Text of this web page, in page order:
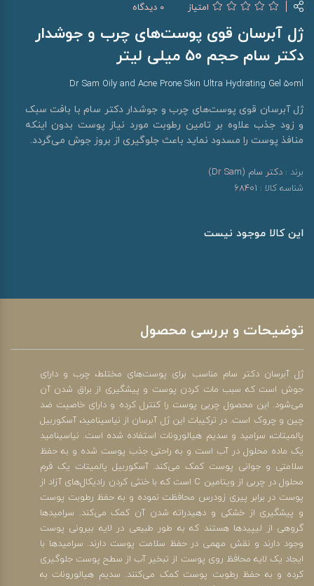
امتیاز 0 دیدگاه
ژل آبرسان قوی پوست‌های چرب و جوشدار
دکتر سام حجم 50 میلی لیتر
Dr Sam Oily and Acne Prone Skin Ultra Hydrating Gel 50ml
ژل آبرسان قوی پوست‌های چرب و جوشدار دکتر سام با بافت سبک
و زود جذب علاوه بر تامین رطوبت مورد نیاز پوست بدون اینکه
منافذ پوست را مسدود نماید باعث جلوگیری از بروز جوش می‌گردد.
برند : دکتر سام (Dr Sam)
شناسه کالا : 68401
این کالا موجود نیست
توضیحات و بررسی محصول
ژل آبرسان دکتر سام مناسب برای پوست‌های مختلط، چرب و دارای
جوش است که سبب مات کردن پوست و پیشگیری از براق شدن آن
می‌شود. این محصول چربی پوست را کنترل کرده و دارای خاصیت ضد
چین و چروک است. در ترکیبات این ژل آبرسان از نیاسینامید، آسکوربیل
پالمیتات، سرامید و سدیم هیالورونات استفاده شده است. نیاسینامید
یک ماده محلول در آب است و به راحتی جذب پوست شده و به حفظ
سلامتی و جوانی پوست کمک می‌کند. آسکوربیل پالمیتات یک فرم
محلول در چربی از ویتامین C است که با خنثی کردن رادیکال‌های آزاد از
پوست در برابر پیری زودرس محافظت نموده و به حفظ رطوبت پوست
و پیشگیری از خشکی و دهیدراته شدن آن کمک می‌کند. سرامیدها
گروهی از لیپیدها هستند که به طور طبیعی در لایه بیرونی پوست
وجود دارند و نقش مهمی در حفظ سلامت پوست دارند. سرامیدها با
ایجاد یک لایه محافظ روی پوست از تبخیر آب از سطح پوست جلوگیری
کرده و به حفظ رطوبت پوست کمک می‌کنند. سدیم هیالورونات به